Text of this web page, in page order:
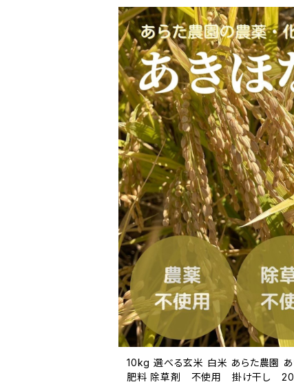
10kg 選べる玄米 白米 あらた農園
肥料 除草剤 不使用 掛け干し